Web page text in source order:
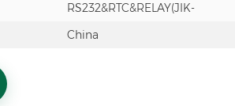
RS232&RTC&RELAY(JIK-
China